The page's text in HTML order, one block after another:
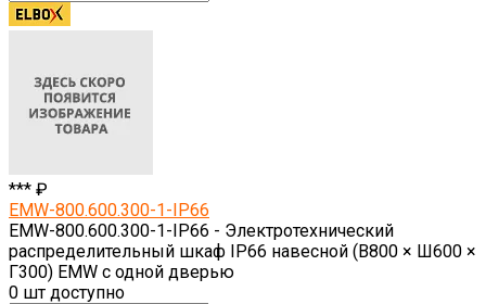
*** ₽
EMW-800.600.300-1-IP66
EMW-800.600.300-1-IP66 - Электротехнический
распределительный шкаф IP66 навесной (В800 × Ш600 ×
Г300) EMW c одной дверью
0 шт доступно